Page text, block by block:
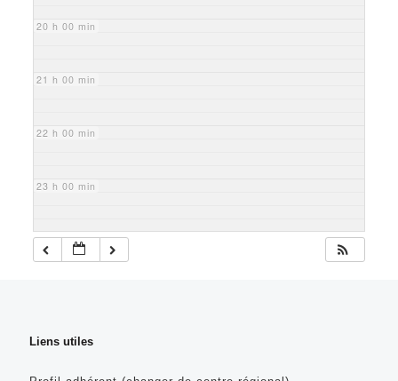
20 h 00 min
21 h 00 min
22 h 00 min
23 h 00 min
Liens utiles